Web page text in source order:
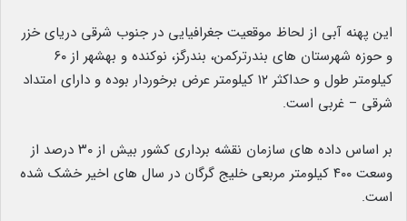
این پهنه آبی از لحاظ موقعیت جغرافیایی در جنوب شرقی دریای خزر
و حوزه شهرستان های بندرترکمن، بندرگز، نوکنده و بهشهر از ۶۰
کیلومتر طول و حداکثر ۱۲ کیلومتر عرض برخوردار بوده و دارای امتداد
شرقی – غربی است.
بر اساس داده های سازمان نقشه برداری کشور بیش از ۳۰ درصد از
وسعت ۴۰۰ کیلومتر مربعی خلیج گرگان در سال های اخیر خشک شده
است.